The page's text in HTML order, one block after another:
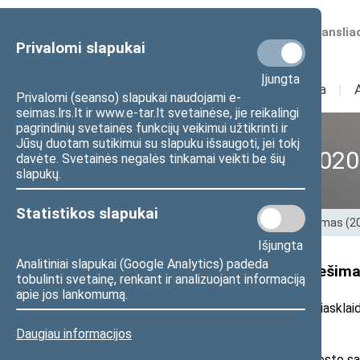
Privalomi slapukai
Įjungta
Privalomi (seanso) slapukai naudojami e-
seimas.lrs.lt ir www.e-tar.lt svetainėse, jie reikalingi
pagrindinių svetainės funkcijų veikimui užtikrinti ir
Jūsų duotam sutikimui su slapuku išsaugoti, jei tokį
davėte. Svetainės negalės tinkamai veikti be šių
slapukų.
Statistikos slapukai
Išjungta
Analitiniai slapukai (Google Analytics) padeda
tobulinti svetainę, renkant ir analizuojant informaciją
apie jos lankomumą.
Daugiau informacijos
Numatomos
Sudėtis Veikla I
XII Seimas
Pradžia>Ankstesnės kadencijos > XII Seimas
Seimo nario R. Šarknicko
2017 m. rugpjūčio 25 d. pranešimas